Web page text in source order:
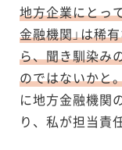
地方企業にとっ
金融機関」は稀
ら、聞き馴染み
のではないかと
に地方金融機関
り、私が担当責